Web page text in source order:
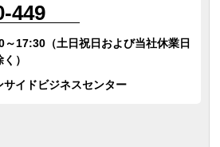
449
～17:30（土日祝日および当社休業日
）
サイドビジネスセンター